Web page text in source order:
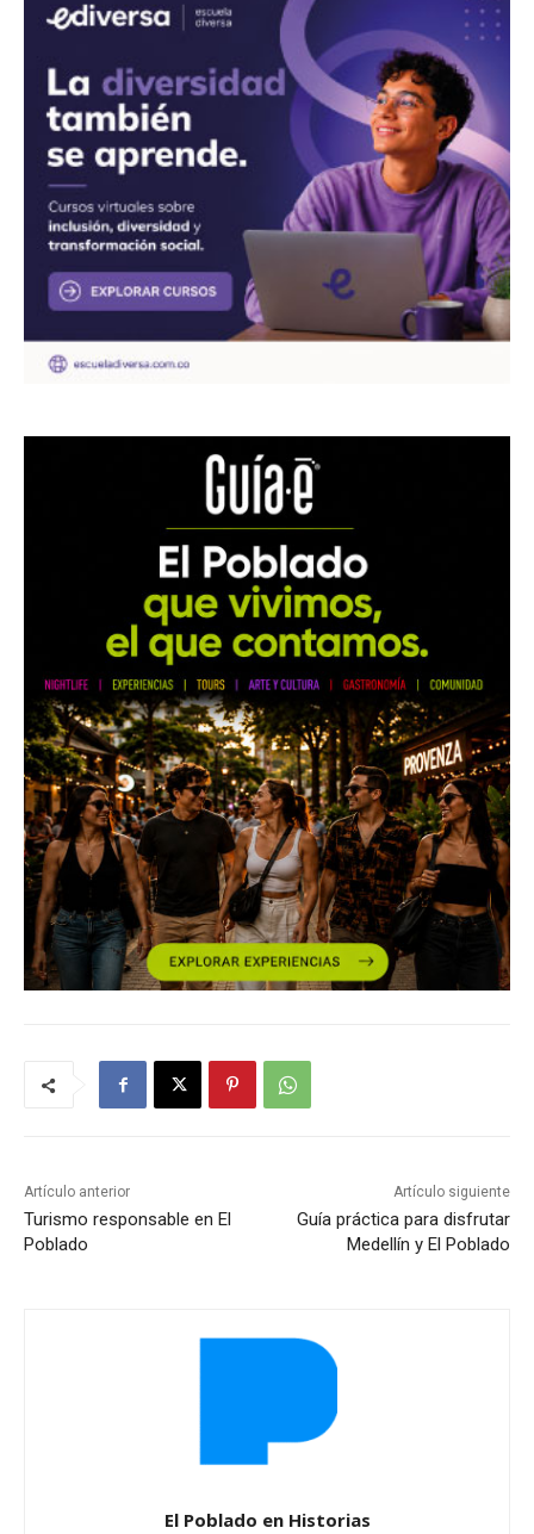
Artículo anterior
Turismo responsable en El
Poblado
Artículo siguiente
Guía práctica para disfrutar
Medellín y El Poblado
El Poblado en Historias